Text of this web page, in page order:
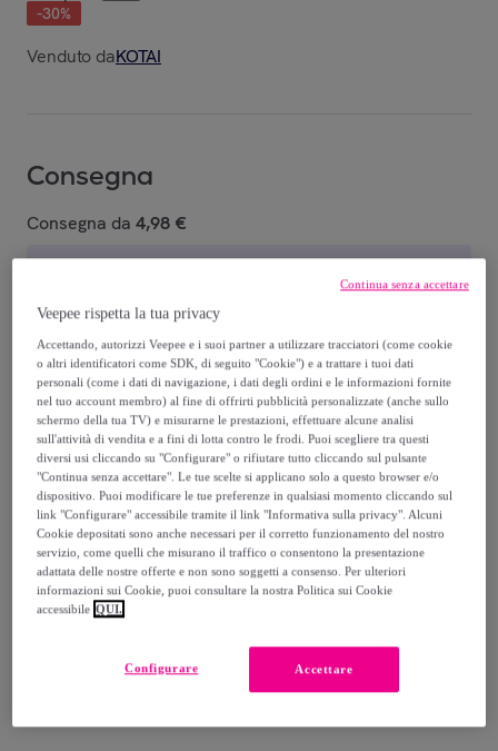
-30%
Venduto daKOTAI
Consegna
Consegna da 4,98 €
Gratuita da 100 € di acquisto
Consegna: tra il14/08e il
Come funziona?
Dettagli del prodotto
subito dopo il coltello da chef: è estremamente utile per
Veepee rispetta la tua privacy
Accettando, autorizzi Veepee e i suoi partner a utilizzare tracciatori (come cookie
o altri identificatori come SDK, di seguito "Cookie") e a trattare i tuoi dati
personali (come i dati di navigazione, i dati degli ordini e le informazioni fornite
nel tuo account membro) al fine di offrirti pubblicità personalizzate (anche sullo
schermo della tua TV) e misurarne le prestazioni, effettuare alcune analisi
sull'attività di vendita e a fini di lotta contro le frodi. Puoi scegliere tra questi
diversi usi cliccando su "Configurare" o rifiutare tutto cliccando sul pulsante
"Continua senza accettare". Le tue scelte si applicano solo a questo browser e/o
dispositivo. Puoi modificare le tue preferenze in qualsiasi momento cliccando sul
link "Configurare" accessibile tramite il link "Informativa sulla privacy". Alcuni
Cookie depositati sono anche necessari per il corretto funzionamento del nostro
servizio, come quelli che misurano il traffico o consentono la presentazione
adattata delle nostre offerte e non sono soggetti a consenso. Per ulteriori
informazioni sui Cookie, puoi consultare la nostra Politica sui Cookie
accessibile QUI.
Accettare
Configurare
Continua senza accettare